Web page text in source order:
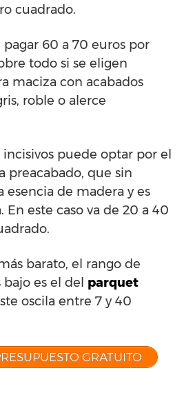
cuadrado.
60 a 70 euros por
todo si se eligen
maciza con acabados
roble o alerce
incisivos puede optar por el
preacabado, que sin
de madera y es
En este caso va de 20 a 40
barato, el rango de
es el del parquet
oscila entre 7 y 40
GRATUITO